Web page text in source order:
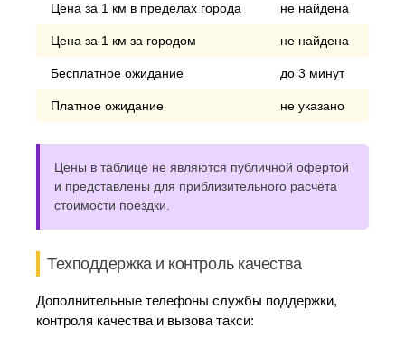
Цена за 1 км в пределах города не найдена
Цена за 1 км за городом не найдена
Бесплатное ожидание до 3 минут
Платное ожидание не указано
Цены в таблице не являются публичной офертой
и представлены для приблизительного расчёта
стоимости поездки.
Техподдержка и контроль качества
Дополнительные телефоны службы поддержки,
контроля качества и вызова такси: